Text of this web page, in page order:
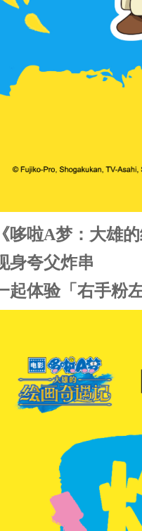
《哆啦A梦：大雄
身夸父炸串
起体验「右手粉